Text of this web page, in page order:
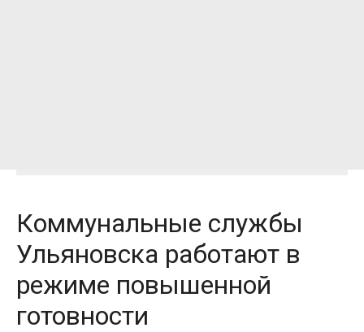
Коммунальные службы
Ульяновска работают в
режиме повышенной
готовности